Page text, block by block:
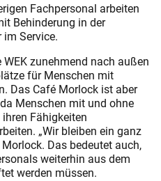
Fachpersonal arbeiten
Behinderung in der
im Service.
zunehmend nach außen
für Menschen mit
Das Café Morlock ist aber
Menschen mit und ohne
Fähigkeiten
„Wir bleiben ein ganz
Das bedeutet auch,
weiterhin aus dem
werden müssen.